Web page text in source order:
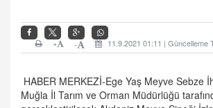
11.9.2021 01:11 | Güncelleme
-
+
HABER MERKEZİ-Ege Yaş Meyve Sebze
Muğla İl Tarım ve Orman Müdürlüğü